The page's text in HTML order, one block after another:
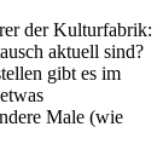
der Kulturfabrik:
aktuell sind?
gibt es im
Male (wie